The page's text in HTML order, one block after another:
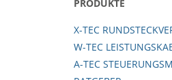
PRODUKTE
X-TEC
W-TEC
A-TEC